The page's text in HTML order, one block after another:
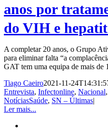
anos por
do VIH e
A completar 20 anos, o Grupo
para eliminar falta “a
GAT tem uma equipa de mais de
Tiago Caeiro2021-11-
Entrevista, Infectonline, Nacional,
NotíciasSaúde, SN – Últimas|
Ler mais...